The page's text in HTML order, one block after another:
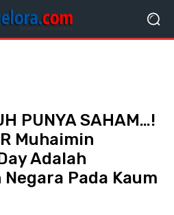
PUNYA SAHAM…!
Muhaimin
Adalah
Pada Kaum